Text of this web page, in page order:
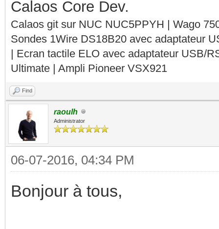
Calaos Core Dev.
Calaos git sur NUC NUC5PPYH | Wago
Sondes 1Wire DS18B20 avec adaptateur
| Ecran tactile ELO avec adaptateur USB/
Ultimate | Ampli Pioneer VSX921
Find
raoulh
Administrator
06-07-2016, 04:34 PM
Bonjour à tous,